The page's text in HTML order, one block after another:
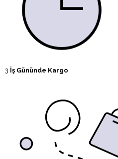
3 İş Gününde Kargo